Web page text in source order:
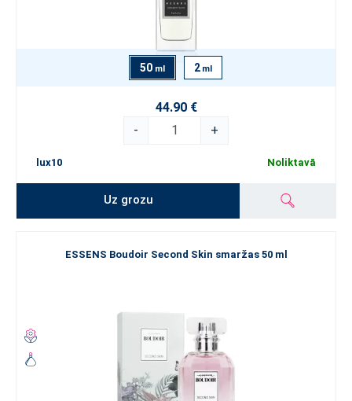
50 ml 2 ml
44.90 €
-
+
lux10 Noliktavā
Uz grozu
ESSENS Boudoir Second Skin smaržas 50 ml